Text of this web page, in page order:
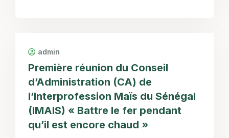
admin
Première réunion du Conseil
d’Administration (CA) de
l’Interprofession Maïs du Sénégal
(IMAIS) « Battre le fer pendant
qu’il est encore chaud »